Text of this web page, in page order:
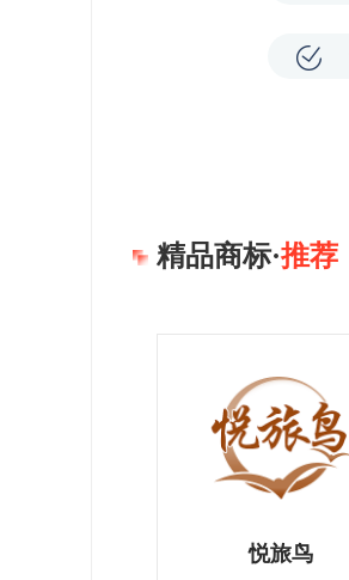
精品商标·推荐
悦旅鸟